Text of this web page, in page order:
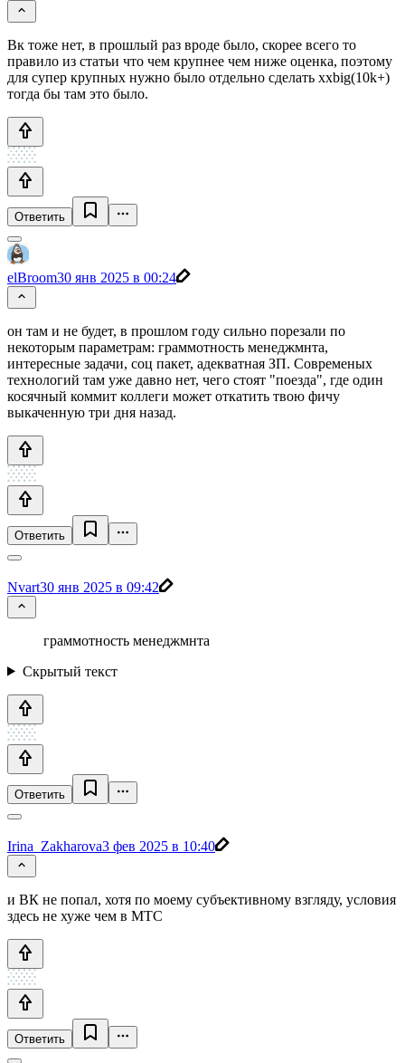
Вк тоже нет, в прошлый раз вроде было, скорее всего то
правило из статьи что чем крупнее чем ниже оценка, поэтому
для супер крупных нужно было отдельно сделать ххbig(10k+)
тогда бы там это было.
Ответить
elBroom30 янв 2025 в 00:24
он там и не будет, в прошлом году сильно порезали по
некоторым параметрам: граммотность менеджмнта,
интересные задачи, соц пакет, адекватная ЗП. Современых
технологий там уже давно нет, чего стоят "поезда", где один
косячный коммит коллеги может откатить твою фичу
выкаченную три дня назад.
Ответить
Nvart30 янв 2025 в 09:42
граммотность менеджмнта
Скрытый текст
Ответить
Irina_Zakharova3 фев 2025 в 10:40
и ВК не попал, хотя по моему субъективному взгляду, условия
здесь не хуже чем в МТС
Ответить